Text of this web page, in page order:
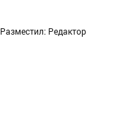
Разместил: Редактор